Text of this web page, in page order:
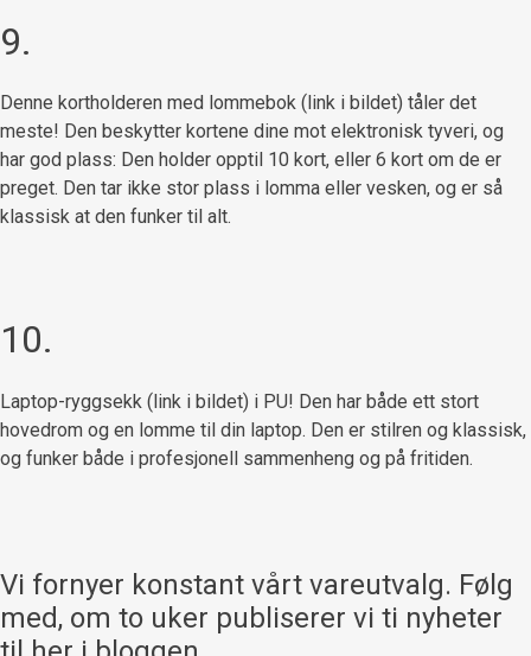
9.
Denne kortholderen med lommebok (link i bildet) tåler det
meste! Den beskytter kortene dine mot elektronisk tyveri, og
har god plass: Den holder opptil 10 kort, eller 6 kort om de er
preget. Den tar ikke stor plass i lomma eller vesken, og er så
klassisk at den funker til alt.
10.
Laptop-ryggsekk (link i bildet) i PU! Den har både ett stort
hovedrom og en lomme til din laptop. Den er stilren og klassisk,
og funker både i profesjonell sammenheng og på fritiden.
Vi fornyer konstant vårt vareutvalg. Følg
med, om to uker publiserer vi ti nyheter